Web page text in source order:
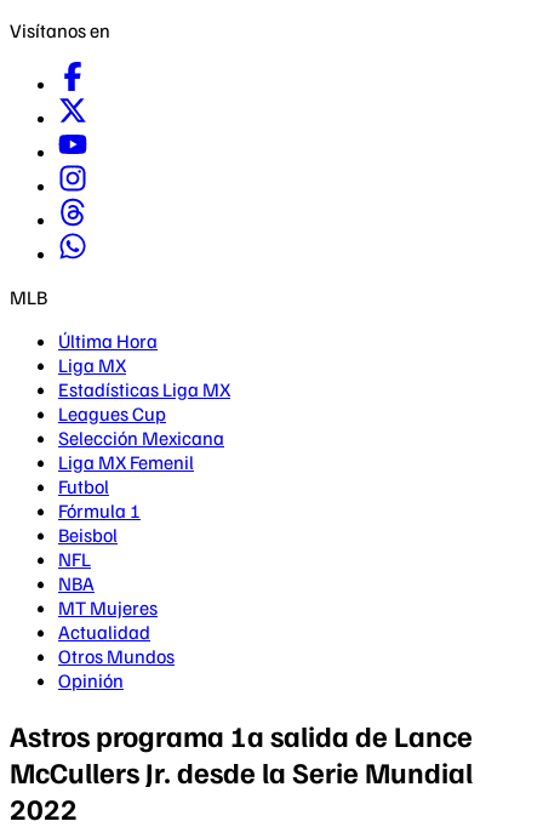
Visítanos en
MLB
Última Hora
Liga MX
Estadísticas Liga MX
Leagues Cup
Selección Mexicana
Liga MX Femenil
Futbol
Fórmula 1
Beisbol
NFL
NBA
MT Mujeres
Actualidad
Otros Mundos
Opinión
Astros programa 1a salida de Lance
McCullers Jr. desde la Serie Mundial
2022